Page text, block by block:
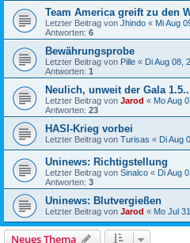
Team America greift zu den
Letzter Beitrag von Jhindo « Mi Aug
Antworten: 6
Bewährungsprobe
Letzter Beitrag von Pille « Di Aug 08,
Antworten: 1
Neulich, unweit der Gala
Letzter Beitrag von Jarod « Mo Aug
Antworten: 23
HASI-Krieg vorbei
Letzter Beitrag von Turisas « Di Aug
Uninews: Richtigstellung
Letzter Beitrag von Sinalco « Di Aug
Antworten: 3
Uninews: Blutvergießen
Letzter Beitrag von Jarod « Mo Jul
Neues Thema